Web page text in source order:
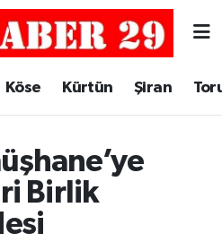
Köse Kürtün Şiran
Birlik
Haritası
ve Fikstür